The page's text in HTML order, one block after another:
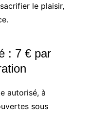
le plaisir,
: 7 € par
autorisé, à
sous